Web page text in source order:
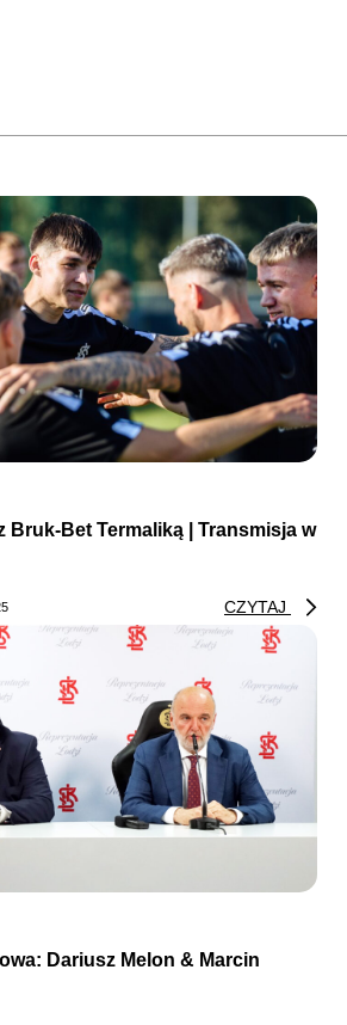
Bruk-Bet Termaliką | Transmisja w
CZYTAJ
Dariusz Melon & Marcin